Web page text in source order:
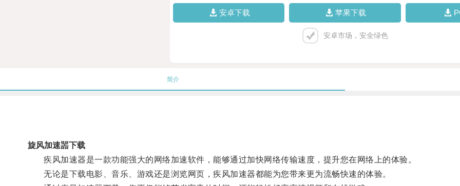
安卓下载 苹果下载
安卓市场，安全绿色
简介
旋风加速噐下载
疾风加速器是一款功能强大的网络加速软件，能够通过加快网络传输速度，提升您在网络上的体验。
无论是下载电影、音乐、游戏还是浏览网页，疾风加速器都能为您带来更为流畅快速的体验。